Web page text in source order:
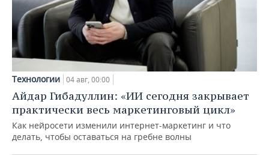
Технологии 04 авг, 00:00
Айдар Гибадуллин: «ИИ сегодня закрывает
практически весь маркетинговый цикл»
Как нейросети изменили интернет-маркетинг и что
делать, чтобы оставаться на гребне волны